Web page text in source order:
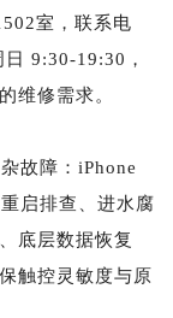
室，联系电
9:30-19:30，
维修需求。
故障：iPhone
启排查、进水腐
底层数据恢复
触控灵敏度与原